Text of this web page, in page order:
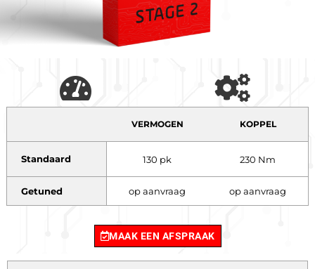
VERMOGEN KOPPEL
Standaard 130 pk 230 Nm
Getuned op aanvraag op aanvraag
MAAK EEN AFSPRAAK